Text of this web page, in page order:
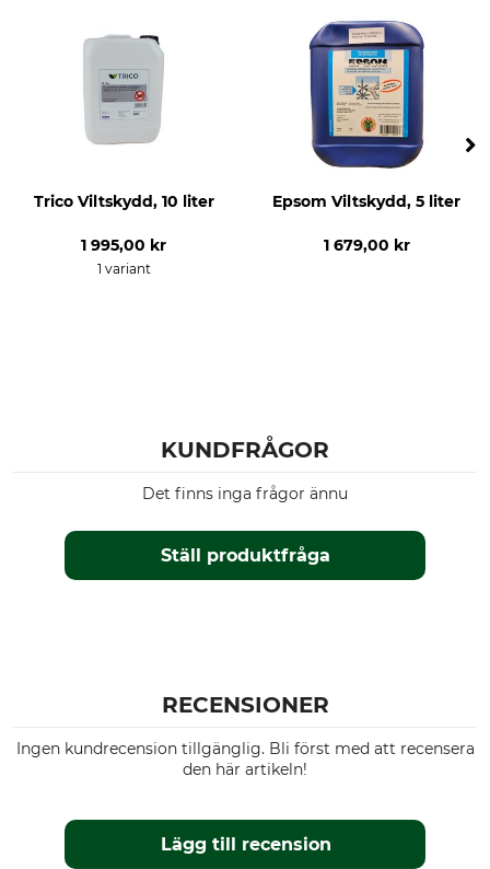
Trico Viltskydd, 10 liter
1 995,00 kr
1 variant
Epsom Viltskydd, 5 liter
1 679,00 kr
KUNDFRÅGOR
Ställ produktfråga
Det finns inga frågor ännu
RECENSIONER
Ingen kundrecension tillgänglig. Bli först med att recensera
den här artikeln!
Lägg till recension